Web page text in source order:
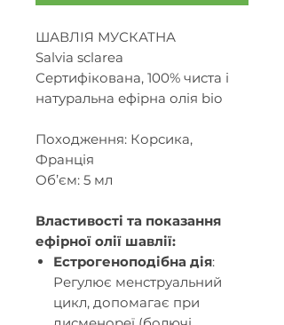
ШАВЛІЯ МУСКАТНА
Salvia sclarea
Сертифікована, 100% чиста і
натуральна ефірна олія bio
Походження: Корсика,
Франція
Об’єм: 5 мл
Властивості та показання
ефірної олії шавлії:
Естрогеноподібна дія:
Регулює менструальний
цикл, допомагає при